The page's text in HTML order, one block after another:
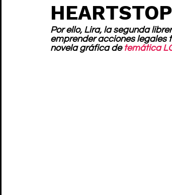
Por ello, Lira, la segunda
emprender acciones legales
novela gráfica de temática